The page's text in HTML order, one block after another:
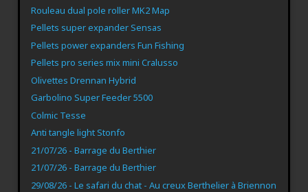
Rouleau dual pole roller MK2 Map
Pellets super expander Sensas
Pellets power expanders Fun Fishing
Pellets pro series mix mini Cralusso
Olivettes Drennan Hybrid
Garbolino Super Feeder 5500
Colmic Tesse
Anti tangle light Stonfo
21/07/26 - Barrage du Berthier
21/07/26 - Barrage du Berthier
29/08/26 - Le safari du chat - Au creux Berthelier à Briennon